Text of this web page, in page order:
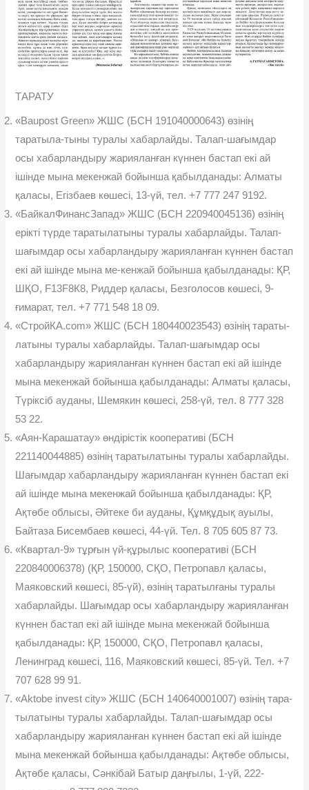
ТАРАТУ
«Baupost Green» ЖШС (БСН 191040000643) өзінің
таратыла-тыны туралы хабарлайды. Талап-шағымдар
осы хабарландыру жарияланған күннен бастап екі ай
ішінде мына мекенжай бойынша қабылданады: Алматы
қаласы, Егізбаев көшесі, 13-үй, тел. +7 777 247 9192.
«БайкалФинансЗапад» ЖШС (БСН 220940045136) өзінің
ерікті түрде таратылатыны туралы хабарлайды. Талап-
шағымдар осы хабарландыру жарияланған күннен бастап
екі ай ішінде мына ме-кенжай бойынша қабылданады: ҚР,
ШҚО, F13F8К8, Риддер қаласы, Безголосов көшесі, 9-
ғимарат, тел. +7 771 548 18 09.
«СтройКА.com» ЖШС (БСН 180440023543) өзінің тараты-
латыны туралы хабарлайды. Талап-шағымдар осы
хабарландыру жарияланған күннен бастап екі ай ішінде
мына мекенжай бойынша қабылданады: Алматы қаласы,
Түріксіб ауданы, Шемякин көшесі, 258-үй, тел. 8 777 328
53 22.
«Аян-Карашатау» өндірістік кооперативі (БСН
221140044885) өзінің таратылатыны туралы хабарлайды.
Шағымдар хабарландыру жарияланған күннен бастап екі
ай ішінде мына мекенжай бойынша қабылданады: ҚР,
Ақтөбе облысы, Əйтеке би ауданы, Құмқұдық ауылы,
Байтаза Бисембаев көшесі, 44-үй. Тел. 8 705 605 87 73.
«Квартал-9» тұрғын үй-құрылыс кооперативі (БСН
220840006378) (ҚР, 150000, СҚО, Петропавл қаласы,
Маяковский көшесі, 85-үй), өзінің таратылғаны туралы
хабарлайды. Шағымдар осы хабарландыру жарияланған
күннен бастап екі ай ішінде мына мекенжай бойынша
қабылданады: ҚР, 150000, СҚО, Петропавл қаласы,
Ленинград көшесі, 116, Маяковский көшесі, 85-үй. Тел. +7
707 628 99 91.
«Aktobe invest city» ЖШС (БСН 140640001007) өзінің тара-
тылатыны туралы хабарлайды. Талап-шағымдар осы
хабарландыру жарияланған күннен бастап екі ай ішінде
мына мекенжай бойынша қабылданады: Ақтөбе облысы,
Ақтөбе қаласы, Сəнкібай Батыр даңғылы, 1-үй, 222-